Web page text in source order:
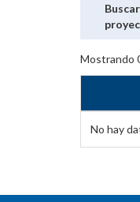
Buscar
Mostrando
No hay